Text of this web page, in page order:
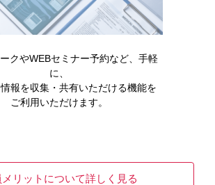
クやWEBセミナー予約など、手軽
に、
報を収集・共有いただける機能を
ご利用いただけます。
リットについて詳しく見る